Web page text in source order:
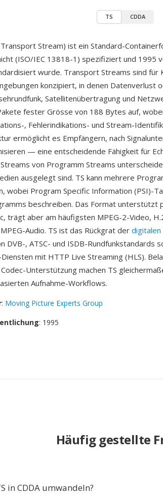
TS CDDA
Transport Stream) ist ein Standard-
(ISO/IEC 13818-1) spezifiziert und 1995
wurde. Transport Streams sind für
konzipiert, in denen Datenverlust
Satellitenübertragung und
fester Grösse von 188 Bytes auf,
, Fehlerindikations- und Stream-
ermöglicht es Empfängern, nach
— eine entscheidende Fähigkeit für
von Programm Streams
ausgelegt sind. TS kann mehrere
wobei Program Specific Information (PSI)-
beschreiben. Das Format unterstützt
trägt aber am häufigsten MPEG-2-Video,
Audio. TS ist das Rückgrat der
DVB-, ATSC- und ISDB-Rundfunkstandards
mit HTTP Live Streaming (HLS).
Unterstützung machen TS
Aufnahme-Workflows.
: Moving Picture Experts Group
: 1995
Häufig gestellte
in CDDA umwandeln?